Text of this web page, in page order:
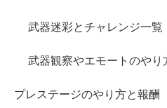
武器迷彩とチャレンジ一覧
武器観察やエモートのやり
プレステージのやり方と報酬